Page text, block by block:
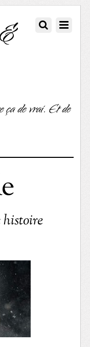
ça de vrai. Et de